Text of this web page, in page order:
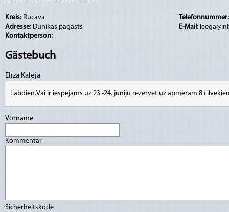
Kreis: Rucava
Adresse: Dunikas pagasts
Kontaktperson: -
E-Mail:
Gästebuch
Elīza Kalēja
Labdien.Vai ir iespējams uz 23.-24. jūniju rezervēt uz apmēram 8
Vorname
Kommentar
Sicherheitskode